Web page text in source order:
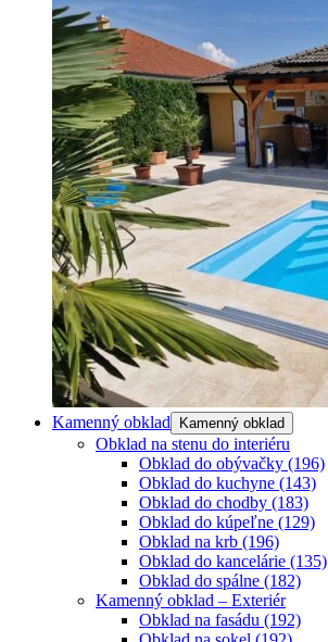
Kamenný obklad Kamenný obklad
Obklad na stenu do interiéru
Obklad do obývačky (196)
Obklad do kuchyne (143)
Obklad do chodby (183)
Obklad do kúpeľne (129)
Obklad na krb (196)
Obklad do kancelárie (135)
Obklad do spálne (182)
Kamenný obklad – Exteriér
Obklad na fasádu (192)